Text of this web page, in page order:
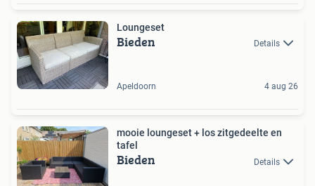
Loungeset
Bieden Details
Apeldoorn 4 aug 26
mooie loungeset + los zitgedeelte en
tafel
Bieden Details